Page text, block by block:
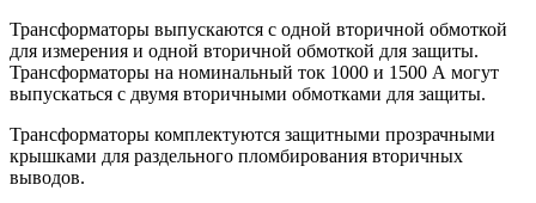
Трансформаторы выпускаются с одной вторичной обмоткой
для измерения и одной вторичной обмоткой для защиты.
Трансформаторы на номинальный ток 1000 и 1500 А могут
выпускаться с двумя вторичными обмотками для защиты.
Трансформаторы комплектуются защитными прозрачными
крышками для раздельного пломбирования вторичных
выводов.